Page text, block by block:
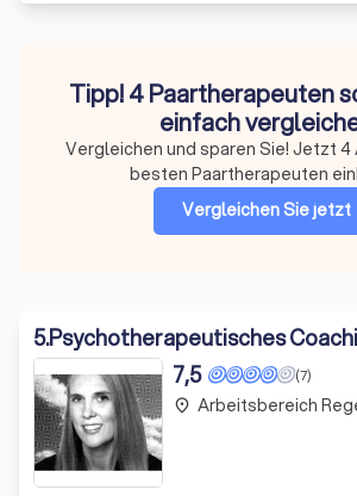
Tipp! 4 Paartherapeuten
einfach
Vergleichen und sparen Sie! Jetzt
besten Paartherapeuten
Vergleichen Sie jetzt
5.Psychotherapeutisches
(7)
7,5
place Arbeitsbereich